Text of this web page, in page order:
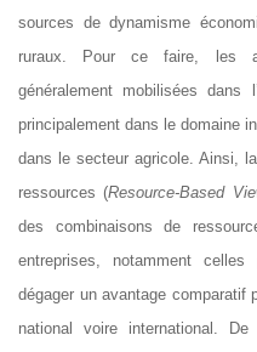
sources de dynamisme
ruraux. Pour ce faire, les
généralement mobilisées dans
principalement dans le domaine
dans le secteur agricole. Ainsi,
ressources (Resource-Based
des combinaisons de
entreprises, notamment
dégager un avantage comparatif
national voire international.